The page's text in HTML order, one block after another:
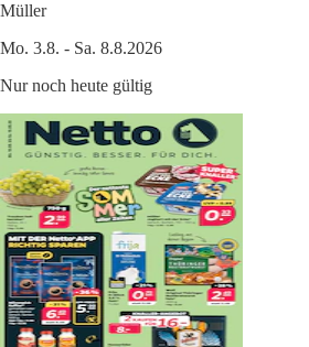
Müller
Mo. 3.8. - Sa. 8.8.2026
Nur noch heute gültig